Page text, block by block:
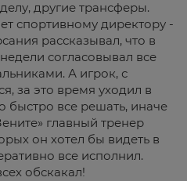
другие трансферы.
спортивному директору -
рассказывал, что в
согласовывал все
А игрок, с
за это время уходил в
быстро все решать, иначе
главный тренер
он хотел бы видеть в
все исполнил.
обскакал!